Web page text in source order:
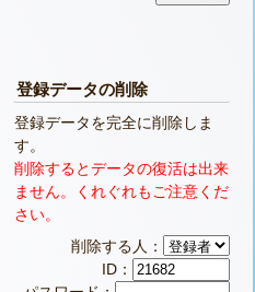
登録データの削除
登録データを完全に削除しま
す。
削除するとデータの復活は出来
ません。くれぐれもご注意くだ
さい。
削除する人：
ID：